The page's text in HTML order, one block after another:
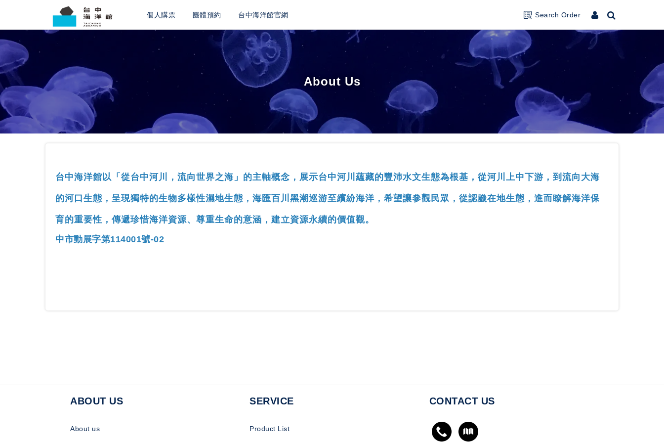
個人購票 團體預約 台中海洋館官網 Search Order
About Us
台中海洋館以「從台中河川，流向世界之海」的主軸概念，展示台中河川蘊藏的豐沛水文生態為根基，從河川上中下游，到流向大海
的河口生態，呈現獨特的生物多樣性濕地生態，海匯百川黑潮巡游至繽紛海洋，希望讓參觀民眾，從認識在地生態，進而瞭解海洋保
育的重要性，傳遞珍惜海洋資源、尊重生命的意涵，建立資源永續的價值觀。
中市動展字第114001號-02
ABOUT US
About us
SERVICE
Product List
CONTACT US